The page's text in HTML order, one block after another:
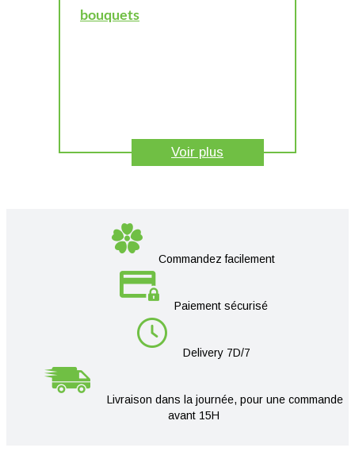
bouquets
Voir plus
Commandez facilement
Paiement sécurisé
Delivery 7D/7
Livraison dans la journée, pour une commande
avant 15H